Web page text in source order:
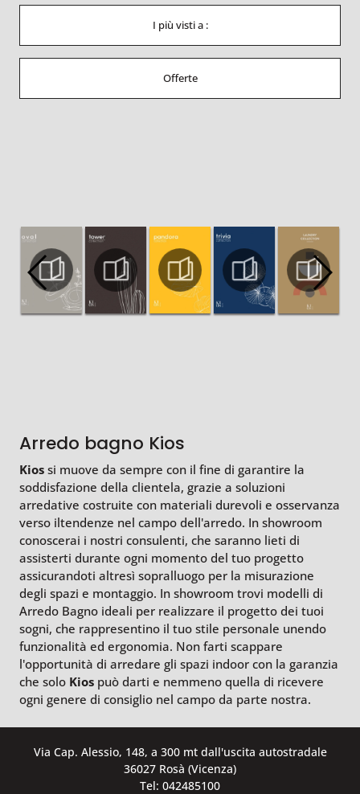
I più visti a :
Offerte
Arredo bagno Kios
Kios si muove da sempre con il fine di garantire la
soddisfazione della clientela, grazie a soluzioni
arredative costruite con materiali durevoli e osservanza
verso iltendenze nel campo dell'arredo. In showroom
conoscerai i nostri consulenti, che saranno lieti di
assisterti durante ogni momento del tuo progetto
assicurandoti altresì sopralluogo per la misurazione
degli spazi e montaggio. In showroom trovi modelli di
Arredo Bagno ideali per realizzare il progetto dei tuoi
sogni, che rappresentino il tuo stile personale unendo
funzionalità ed ergonomia. Non farti scappare
l'opportunità di arredare gli spazi indoor con la garanzia
che solo Kios può darti e nemmeno quella di ricevere
ogni genere di consiglio nel campo da parte nostra.
Via Cap. Alessio, 148, a 300 mt dall'uscita autostradale
36027 Rosà (Vicenza)
Tel: 042485100